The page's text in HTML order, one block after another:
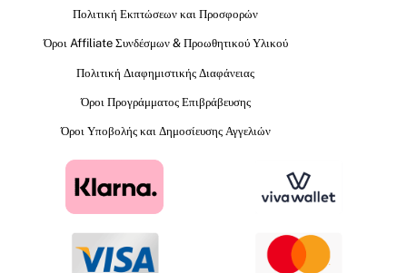
Πολιτική Εκπτώσεων και Προσφορών
Όροι Affiliate Συνδέσμων & Προωθητικού Υλικού
Πολιτική Διαφημιστικής Διαφάνειας
Όροι Προγράμματος Επιβράβευσης
Όροι Υποβολής και Δημοσίευσης Αγγελιών